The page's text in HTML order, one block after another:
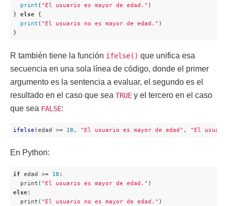
print ( "El usuario es mayor de edad." )
} else {
print ( "El usuario no es mayor de edad." )
}
R también tiene la función ifelse() que unifica esa
secuencia en una sola línea de código, donde el primer
argumento es la sentencia a evaluar, el segundo es el
resultado en el caso que sea TRUE y el tercero en el caso
que sea FALSE:
ifelse (edad >= 18 , "El usuario es mayor de edad" , "El
En Python:
if edad >= 18 :
  print(
"El usuario es mayor de edad."
else:
  print(
"El usuario no es mayor de edad." )